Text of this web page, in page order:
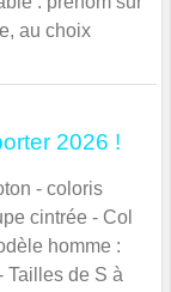
au choix
2026 !
- coloris
cintrée - Col
homme :
Tailles de S à